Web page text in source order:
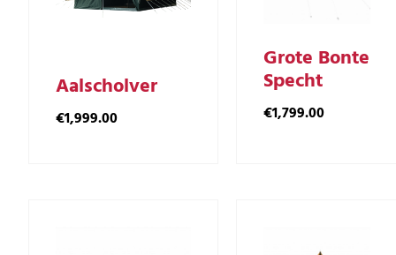
Aalscholver
€1,999.00
Grote Bonte
Specht
€1,799.00